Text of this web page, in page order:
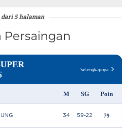
dari 5 halaman
Persaingan